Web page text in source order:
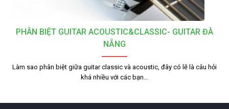
PHÂN BIỆT GUITAR ACOUSTIC&CLASSIC- GUITAR ĐÀ
NẴNG
Làm sao phân biệt giữa guitar classic và acoustic, đây có lẽ là câu hỏi
khá nhiều với các bạn…